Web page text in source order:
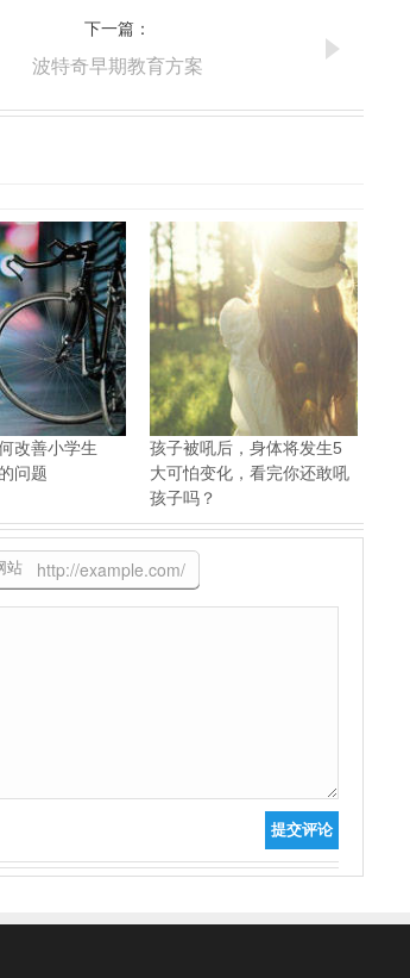
下一篇：
波特奇早期教育方案
改善小学生
问题
孩子被吼后，身体将发生5
大可怕变化，看完你还敢吼
孩子吗？
站
提交评论